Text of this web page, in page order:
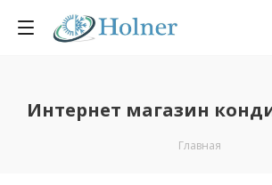
Интернет магазин
Главная